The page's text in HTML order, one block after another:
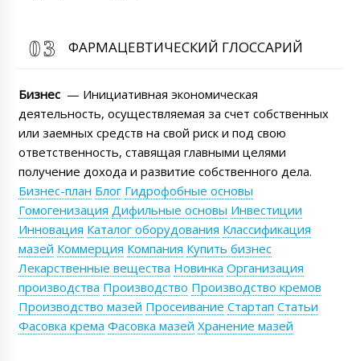
ФАРМАЦЕВТИЧЕСКИЙ ГЛОССАРИЙ
Бизнес — Инициативная экономическая
деятельность, осуществляемая за счет собственных
или заемных средств на свой риск и под свою
ответственность, ставящая главными целями
получение дохода и развитие собственного дела.
Бизнес-план Блог Гидрофобные основы
Гомогенизация Дифильные основы Инвестиции
Инновация Каталог оборудования Классификация
мазей Коммерция Компания Купить бизнес
Лекарственные вещества Новинка Организация
производства Производство Производство кремов
Производство мазей Просеивание Стартап Статьи
Фасовка крема Фасовка мазей Хранение мазей
Яна
Помните про меня ? в Нальчик доставочка
Роман Цибульский
Яна, Здравствуйте! Мы про всех клиентов
помним. в Нальчик ваша блистерная
машина для фасовки меда модель MN-82
будет как прописано в контракте.
09/08/2026 00:06
Дильназ
Как с вами связаться для отслеживания
груза ? Промышленное вибрационное сито
VS-04.
09/08/2026 00:13
Роман Цибульский
Добрый день, Дильназ, Мой WhastApp
+79853643808, Менеджер Наталья